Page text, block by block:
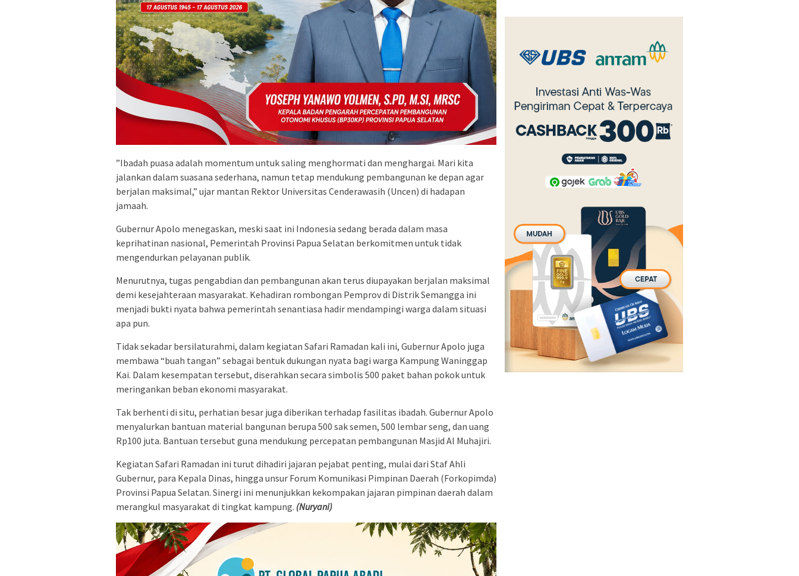
​”Ibadah puasa adalah momentum untuk saling menghormati dan menghargai. Mari kita
jalankan dalam suasana sederhana, namun tetap mendukung pembangunan ke depan agar
berjalan maksimal,” ujar mantan Rektor Universitas Cenderawasih (Uncen) di hadapan
jamaah.
​Gubernur Apolo menegaskan, meski saat ini Indonesia sedang berada dalam masa
keprihatinan nasional, Pemerintah Provinsi Papua Selatan berkomitmen untuk tidak
mengendurkan pelayanan publik.
​Menurutnya, tugas pengabdian dan pembangunan akan terus diupayakan berjalan maksimal
demi kesejahteraan masyarakat. Kehadiran rombongan Pemprov di Distrik Semangga ini
menjadi bukti nyata bahwa pemerintah senantiasa hadir mendampingi warga dalam situasi
apa pun.
​Tidak sekadar bersilaturahmi, dalam kegiatan Safari Ramadan kali ini, Gubernur Apolo juga
membawa “buah tangan” sebagai bentuk dukungan nyata bagi warga Kampung Waninggap
Kai. Dalam kesempatan tersebut, diserahkan secara simbolis 500 paket bahan pokok untuk
meringankan beban ekonomi masyarakat.
​Tak berhenti di situ, perhatian besar juga diberikan terhadap fasilitas ibadah. Gubernur Apolo
menyalurkan bantuan material bangunan berupa 500 sak semen, 500 lembar seng, dan uang
Rp100 juta. Bantuan tersebut guna mendukung percepatan pembangunan Masjid Al Muhajiri.
​Kegiatan Safari Ramadan ini turut dihadiri jajaran pejabat penting, mulai dari Staf Ahli
Gubernur, para Kepala Dinas, hingga unsur Forum Komunikasi Pimpinan Daerah (Forkopimda)
Provinsi Papua Selatan. Sinergi ini menunjukkan kekompakan jajaran pimpinan daerah dalam
merangkul masyarakat di tingkat kampung. (Nuryani)